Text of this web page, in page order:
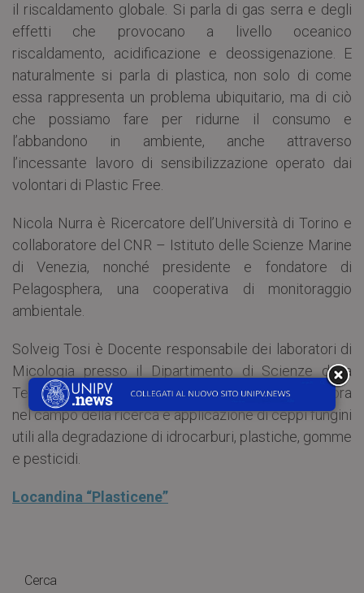
il riscaldamento globale. Si parla di gas serra e degli
effetti che provocano a livello oceanico
riscaldamento, acidificazione e deossigenazione. E
naturalmente si parla di plastica, non solo di come
essa rappresenta un problema ubiquitario, ma di ciò
che possiamo fare per ridurne il consumo e
l’abbandono in ambiente, anche attraverso
l’incessante lavoro di sensibilizzazione operato dai
volontari di Plastic Free.
Nicola Nurra è Ricercatore dell’Università di Torino e
collaboratore del CNR – Istituto delle Scienze Marine
di Venezia, nonché presidente e fondatore di
Pelagosphera, una cooperativa di monitoraggio
ambientale.
Solveig Tosi è Docente responsabile dei laboratori di
Micologia presso il Dipartimento di Scienze della
Terra e dell’Ambiente dell’Università di Pavia. Lavora
nel campo della ricerca e applicazione di ceppi fungini
utili alla degradazione di idrocarburi, plastiche, gomme
e pesticidi.
Locandina “Plasticene”
Cerca